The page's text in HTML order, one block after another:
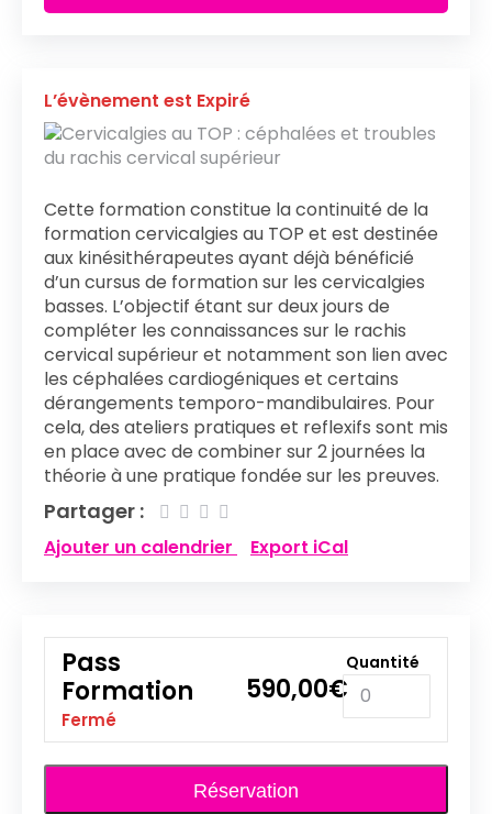
L’évènement est Expiré
Cette formation constitue la continuité de la
formation cervicalgies au TOP et est destinée
aux kinésithérapeutes ayant déjà bénéficié
d’un cursus de formation sur les cervicalgies
basses. L’objectif étant sur deux jours de
compléter les connaissances sur le rachis
cervical supérieur et notamment son lien avec
les céphalées cardiogéniques et certains
dérangements temporo-mandibulaires. Pour
cela, des ateliers pratiques et reflexifs sont mis
en place avec de combiner sur 2 journées la
théorie à une pratique fondée sur les preuves.
Partager :
Ajouter un calendrier Export iCal
Pass
Formation
(Places
Fermé
590,00€
Quantité
Réservation